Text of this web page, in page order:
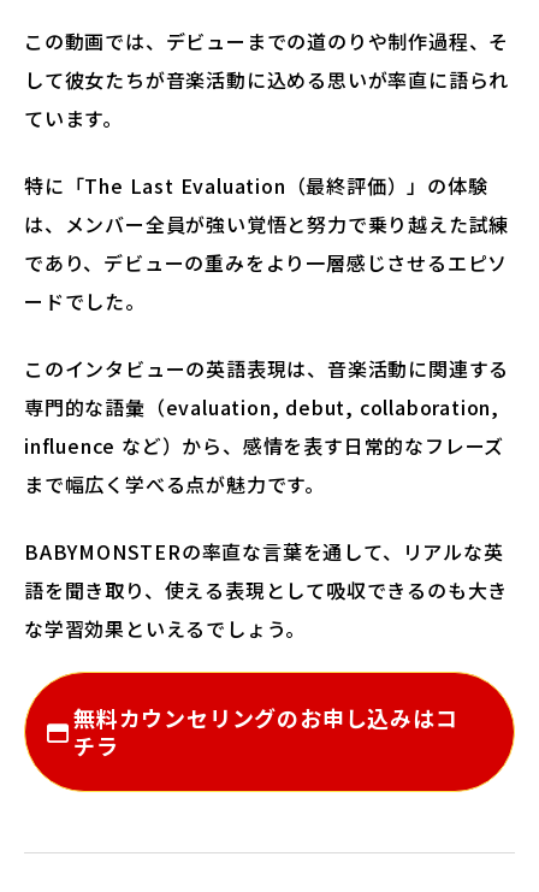
この動画では、デビューまでの道のりや制作過程、そ
して彼女たちが音楽活動に込める思いが率直に語られ
ています。
特に「The Last Evaluation（最終評価）」の体験
は、メンバー全員が強い覚悟と努力で乗り越えた試練
であり、デビューの重みをより一層感じさせるエピソ
ードでした。
このインタビューの英語表現は、音楽活動に関連する
専門的な語彙（evaluation, debut, collaboration,
influence など）から、感情を表す日常的なフレーズ
まで幅広く学べる点が魅力です。
BABYMONSTERの率直な言葉を通して、リアルな英
語を聞き取り、使える表現として吸収できるのも大き
な学習効果といえるでしょう。
無料カウンセリングのお申し込みはコ
チラ